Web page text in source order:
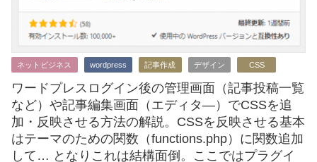
ネットビジネス wordpress 記事作成 デザイン CSS
ワードプレスログイン後の管理画面（記事投稿一覧
など）や記事編集画面（エディタ―）でCSSを追
加・反映させる方法の解説。CSSを反映させる基本
はテーマのための関数（functions.php）に関数追加
して… となりこれは結構面倒。ここではプラグイ